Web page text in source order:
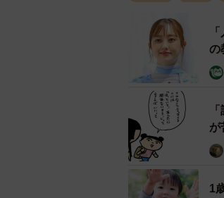
流。また、10月
との文化交流をし
プロジェクトが
ーラント、フィ
100カ国以上とい
実際、交流活動
した。子どもは
の
が
1